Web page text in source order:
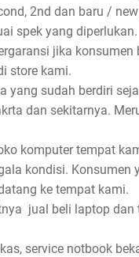
2nd dan baru /
spek yang diperlukan.
jika
store kami.
yang sudah berdiri
dan sekitarnya.
komputer tempat
kondisi.
ke tempat kami.
jual beli laptop
service notbook